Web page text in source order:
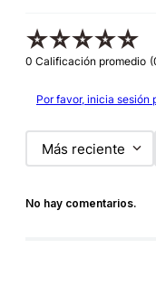
☆☆☆☆☆
0 Calificación promedio
Por favor, inicia sesión
Más reciente
No hay comentarios.